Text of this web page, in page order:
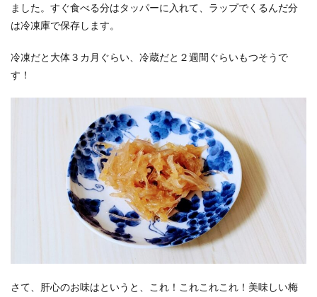
ました。すぐ食べる分はタッパーに入れて、ラップでくるんだ分
は冷凍庫で保存します。
冷凍だと大体３カ月ぐらい、冷蔵だと２週間ぐらいもつそうで
す！
さて、肝心のお味はというと、これ！これこれこれ！美味しい梅